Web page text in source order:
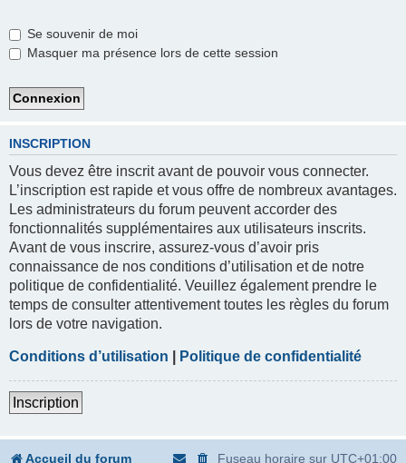
Se souvenir de moi
Masquer ma présence lors de cette session
INSCRIPTION
Vous devez être inscrit avant de pouvoir vous connecter.
L’inscription est rapide et vous offre de nombreux avantages.
Les administrateurs du forum peuvent accorder des
fonctionnalités supplémentaires aux utilisateurs inscrits.
Avant de vous inscrire, assurez-vous d’avoir pris
connaissance de nos conditions d’utilisation et de notre
politique de confidentialité. Veuillez également prendre le
temps de consulter attentivement toutes les règles du forum
lors de votre navigation.
Conditions d’utilisation Politique de confidentialité
Inscription
Accueil du forum Fuseau horaire sur UTC+01:00